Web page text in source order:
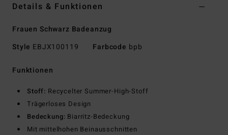
Details & Funktionen
Frauen Schwarz Badeanzug
Style EBJX100119 Farbcode bpb
Funktionen
Stoff: Recycelter Summer-High-Stoff
Trägerloses Design
Bedeckung: Biarritz-Bedeckung
Mit mittelhohen Beinausschnitten